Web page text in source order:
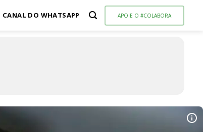
CANAL DO WHATSAPP APOIE O #COLABORA